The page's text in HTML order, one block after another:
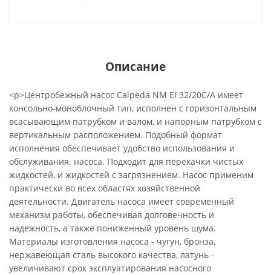
Описание
<p>Центробежный насос Calpeda NM EI 32/20C/A имеет
консольно-моноблочный тип, исполнен с горизонтальным
всасывающим патрубком и валом, и напорным патрубком с
вертикальным расположением. Подобный формат
исполнения обеспечивает удобство использования и
обслуживания. насоса. Подходит для перекачки чистых
жидкостей, и жидкостей с загрязнением. Насос применим
практически во всех областях хозяйственной
деятельности. Двигатель насоса имеет современный
механизм работы, обеспечивая долговечность и
надежность, а также пониженный уровень шума.
Материалы изготовления насоса - чугун, бронза,
нержавеющая сталь высокого качества, латунь -
увеличивают срок эксплуатирования насосного